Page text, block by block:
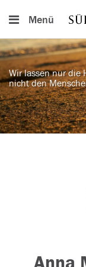
Menü
Wir lassen nur die
nicht den